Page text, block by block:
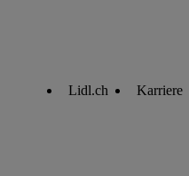
Lidl.ch Karriere